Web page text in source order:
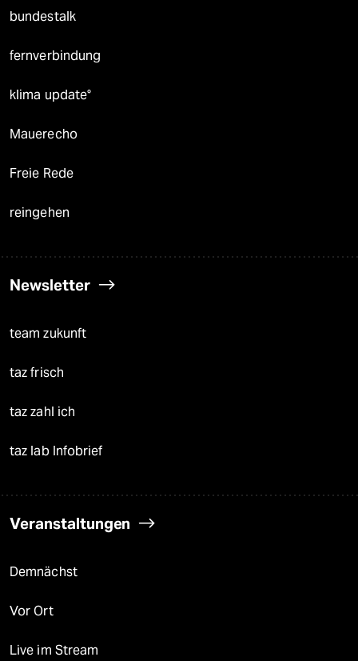
bundestalk
fernverbindung
klima update°
Mauerecho
Freie Rede
reingehen
Newsletter
team zukunft
taz frisch
taz zahl ich
taz lab Infobrief
Veranstaltungen
Demnächst
Vor Ort
Live im Stream